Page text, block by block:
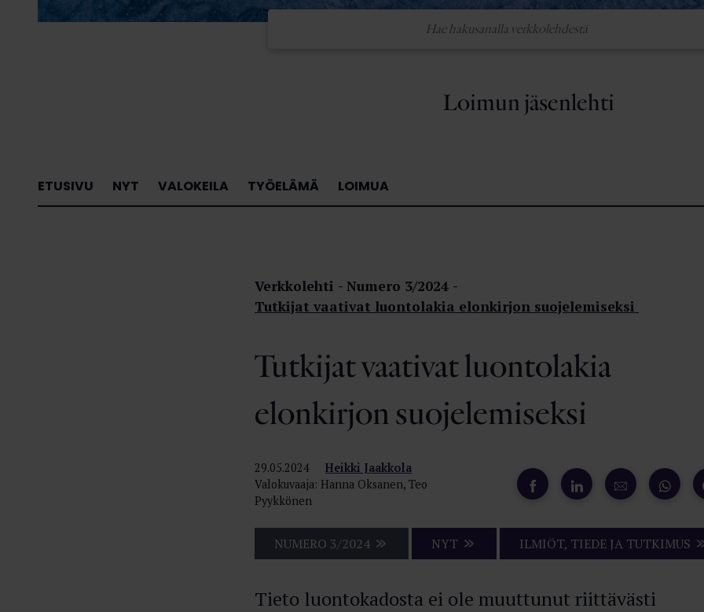
Loimun jäsenlehti
ETUSIVU NYT VALOKEILA TYÖELÄMÄ LOIMUA
Verkkolehti
Numero 3/2024
Tutkijat vaativat luontolakia elonkirjon suojelemiseksi
Tutkijat vaativat luontolakia
elonkirjon suojelemiseksi
29.05.2024
Heikki Jaakkola
Valokuvaaja: Hanna Oksanen, Teo
Pyykkönen
NUMERO 3/2024 NYT ILMIÖT, TIEDE JA TUTKIMUS
Tieto luontokadosta ei ole muuttunut riittävästi